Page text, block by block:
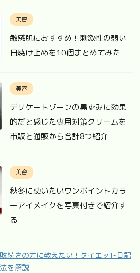
美容
敏感肌におすすめ！刺激性の弱い
日焼け止めを10個まとめてみた
美容
デリケートゾーンの黒ずみに効果
的だと感じた専用対策クリームを
市販と通販から合計8つ紹介
美容
秋冬に使いたいワンポイントカラ
ーアイメイクを写真付きで紹介す
る
続きの方に教えたい！ダイエット日記
を解説